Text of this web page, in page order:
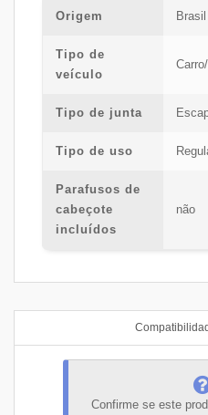
Origem Brasil
Tipo de
veículo
Tipo de junta
Tipo de uso
Parafusos de
cabeçote
incluídos
não
Confirme se este